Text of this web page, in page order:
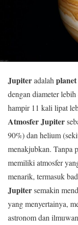
Jupiteradalah planet
dengan diameter
hampir 11 kali lipat
Atmosfer Jupiter
90%) dan helium
menakjubkan. Tanpa
memiliki atmosfer
menarik, termasuk
Jupitersemakin
yang menyertainya,
astronom dan